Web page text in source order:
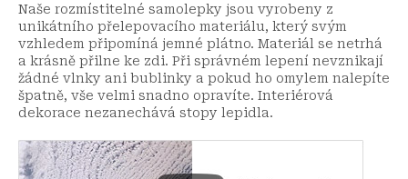
Naše rozmístitelné samolepky jsou vyrobeny z
unikátního přelepovacího materiálu, který svým
vzhledem připomíná jemné plátno. Materiál se netrhá
a krásně přilne ke zdi. Při správném lepení nevznikají
žádné vlnky ani bublinky a pokud ho omylem nalepíte
špatně, vše velmi snadno opravíte. Interiérová
dekorace nezanechává stopy lepidla.